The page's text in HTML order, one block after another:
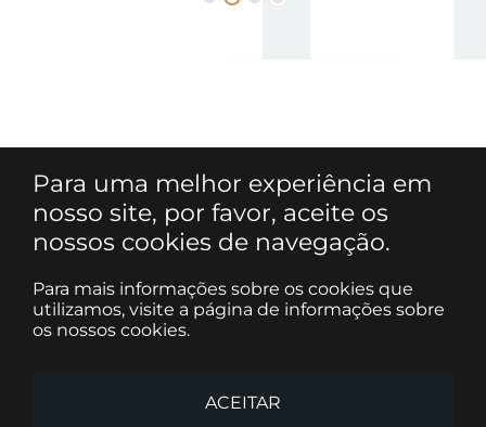
Para uma melhor experiência em
nosso site, por favor, aceite os
nossos cookies de navegação.
Para mais informações sobre os cookies que
utilizamos, visite a página de informações sobre
os nossos cookies.
ACEITAR